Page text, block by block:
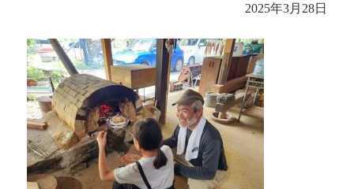
2025年3月28日